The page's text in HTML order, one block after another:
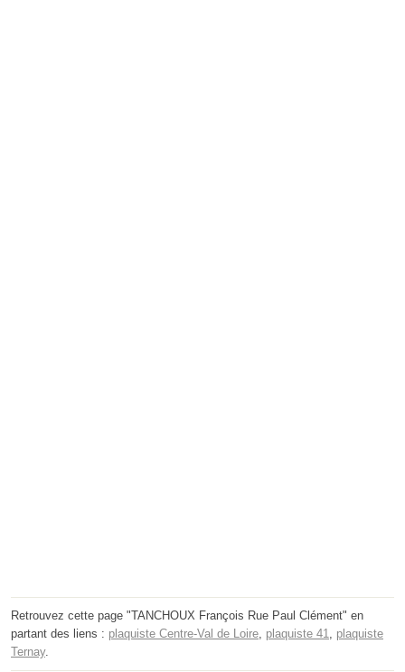
Retrouvez cette page "TANCHOUX François Rue Paul Clément" en
partant des liens : plaquiste Centre-Val de Loire plaquiste 41
plaquiste
Ternay.